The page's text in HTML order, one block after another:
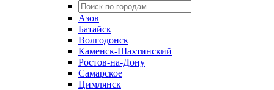
Азов
Батайск
Волгодонск
Каменск-Шахтинский
Ростов-на-Дону
Самарское
Цимлянск